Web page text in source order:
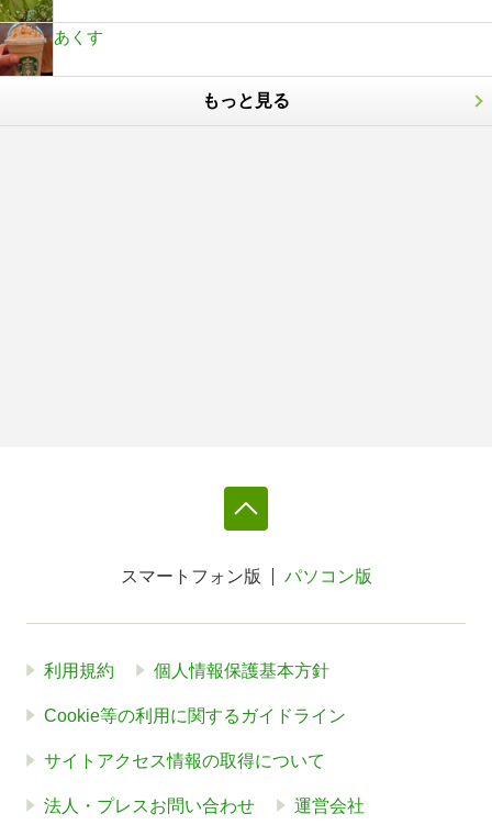
あくす
もっと見る
スマートフォン版 パソコン版
利用規約 個人情報保護基本方針
Cookie等の利用に関するガイドライン
サイトアクセス情報の取得について
法人・プレスお問い合わせ 運営会社